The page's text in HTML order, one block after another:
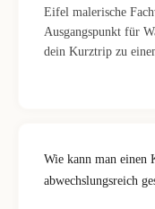
Eifel malerische
Ausgangspunkt für
dein Kurztrip zu
Wie kann man einen
abwechslungsreich